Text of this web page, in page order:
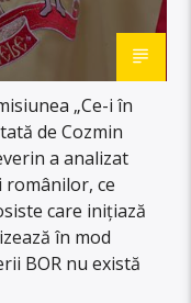
„Ce-i în
de Cozmin
a analizat
ce
care inițiază
în mod
BOR nu există